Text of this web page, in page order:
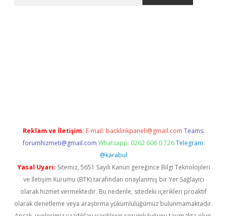
Reklam ve İletişim: E-mail: backlinkpaneli@gmail.com Teams:
forumhizmeti@gmail.com Whatsapp: 0262 606 0 726 Telegram:
@karabul
Yasal Uyarı: Sitemiz, 5651 Sayılı Kanun gereğince Bilgi Teknolojileri
ve İletişim Kurumu (BTK) tarafından onaylanmış bir Yer Sağlayıcı
olarak hizmet vermektedir. Bu nedenle, sitedeki içerikleri proaktif
olarak denetleme veya araştırma yükümlülüğümüz bulunmamaktadır.